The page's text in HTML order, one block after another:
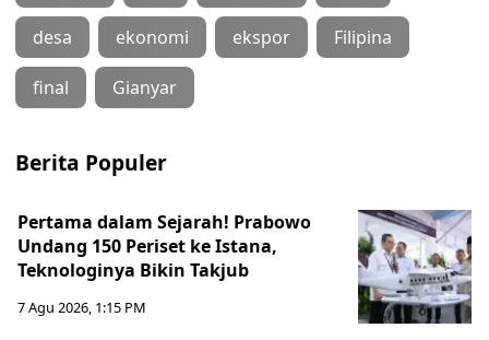
desa ekonomi ekspor Filipina
final Gianyar
Berita Populer
Pertama dalam Sejarah! Prabowo
Undang 150 Periset ke Istana,
Teknologinya Bikin Takjub
7 Agu 2026, 1:15 PM